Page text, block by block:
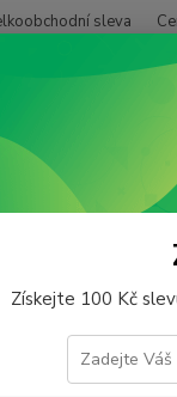
sleva
Dárkové krabičky
Získejte 100 Kč